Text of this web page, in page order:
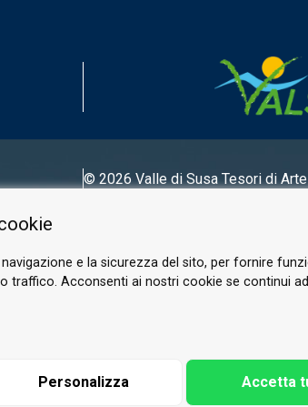
© 2026 Valle di SusaTesori di
e la sicurezza del sito, per fornire
traffico. Acconsenti ai nostri cookie se continui
Personalizza Accetta